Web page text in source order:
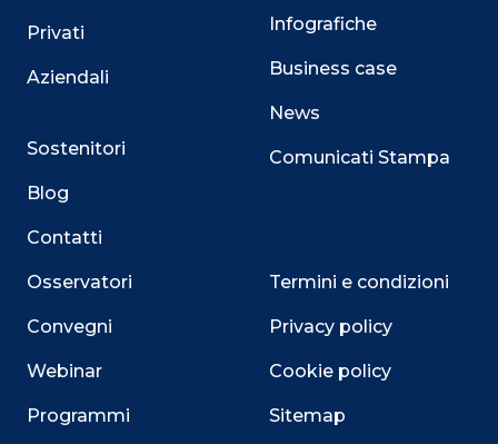
Privati
Aziendali
Sostenitori
Blog
Contatti
Osservatori
Convegni
Webinar
Programmi
Infografiche
Business case
News
Comunicati Stampa
Termini e condizioni
Privacy policy
Cookie policy
Sitemap